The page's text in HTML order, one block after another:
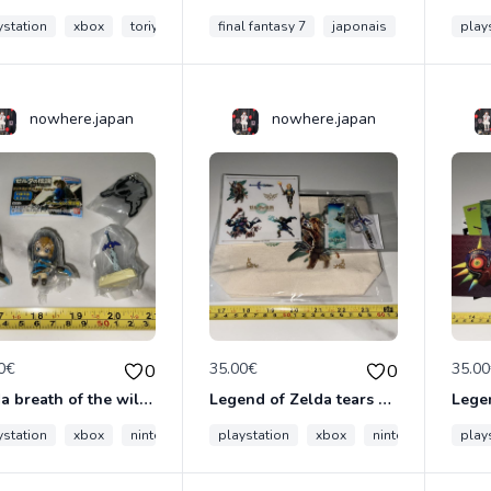
xbox toriyama dbz dragon ball z
final fantasy 7 japonais
nowhere.japan
0
Zelda breath of the wild Nintendo switch Japon officiel mascot figurines keychain
xbox nintendo sega mario
nowhere.japan
35.00€ 0
Legend of Zelda tears of the kingdom Nintendo switch rakuten collector set Japon
playstation xbox nintendo sega